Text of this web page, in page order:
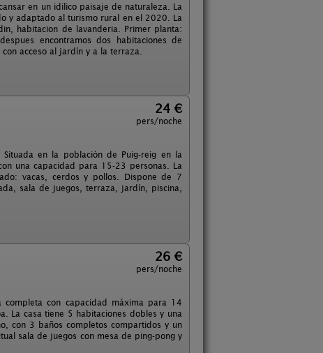
en un idilico paisaje de naturaleza. La
y adaptado al turismo rural en el 2020. La
habitacion de lavanderia. Primer planta:
encontramos dos habitaciones de
acceso al jardín y a la terraza.
24 €
pers/noche
en la población de Puig-reig en la
una capacidad para 15-23 personas. La
vacas, cerdos y pollos. Dispone de 7
sala de juegos, terraza, jardín, piscina,
26 €
pers/noche
completa con capacidad máxima para 14
La casa tiene 5 habitaciones dobles y una
con 3 baños completos compartidos y un
sala de juegos con mesa de ping-pong y